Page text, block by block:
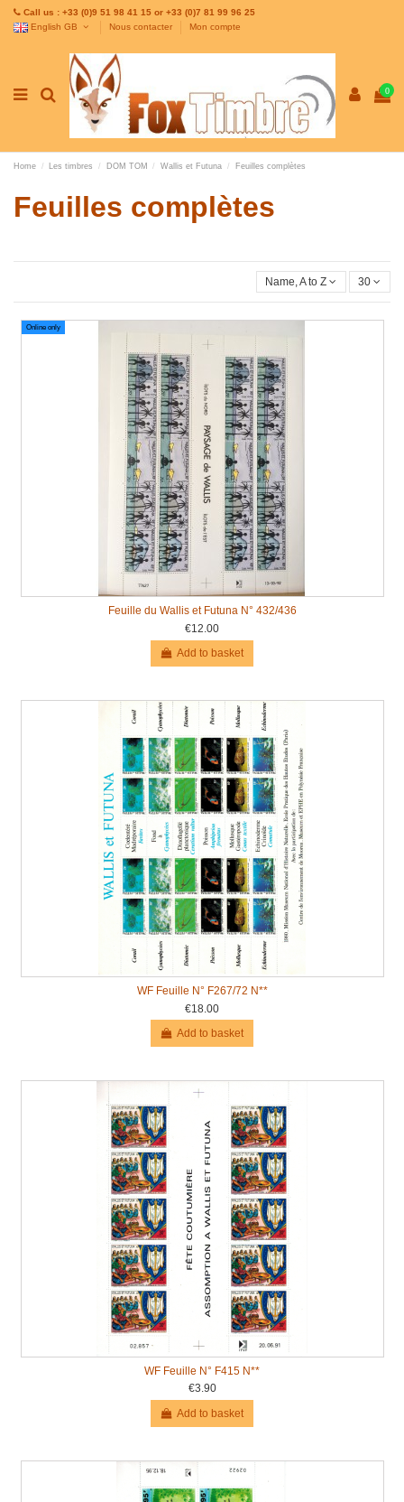
Call us : +33 (0)9 51 98 41 15 or +33 (0)7 81 99 96 25
English GB
Nous contacter Mon compte
0
Home Les timbres DOM TOM Wallis et Futuna Feuilles complètes
Feuilles complètes
Name, A to Z 30
Online only
Feuille du Wallis et Futuna N° 432/436
€12.00
Add to basket
WF Feuille N° F267/72 N**
€18.00
Add to basket
WF Feuille N° F415 N**
€3.90
Add to basket